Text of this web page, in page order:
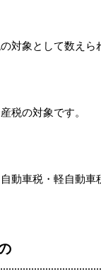
対象として数えら
税の対象です。
動車税・軽自動車